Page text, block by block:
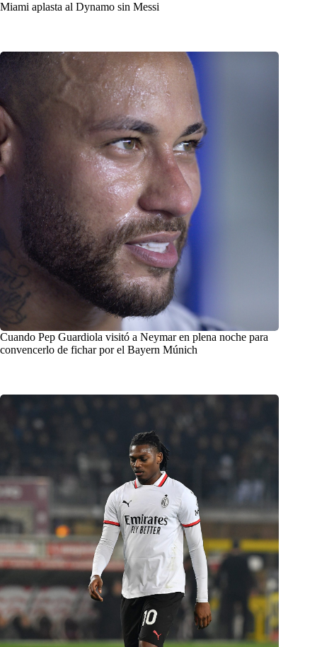
Miami aplasta al Dynamo sin Messi
Cuando Pep Guardiola visitó a Neymar en plena noche para
convencerlo de fichar por el Bayern Múnich